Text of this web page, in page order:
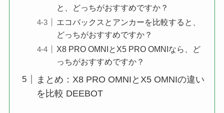
と、どっちがおすすめですか？
エコバックスとアンカーを比較すると、
どっちがおすすめですか？
X8 PRO OMNIとX5 PRO OMNIなら、ど
っちがおすすめですか？
まとめ：X8 PRO OMNIとX5 OMNIの違い
を比較 DEEBOT